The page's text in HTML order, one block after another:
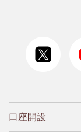
口座開設